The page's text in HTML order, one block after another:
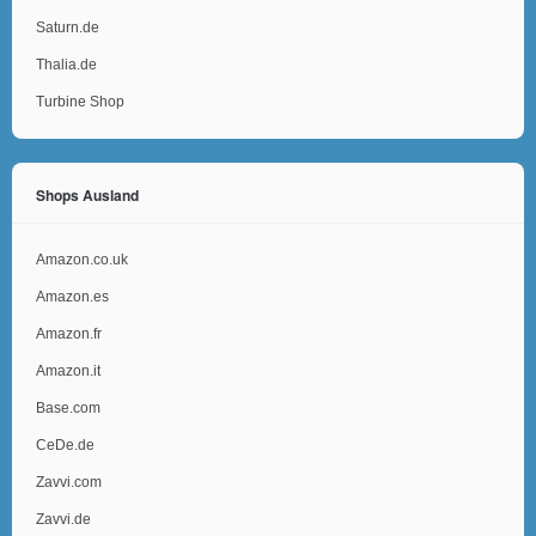
Saturn.de
Thalia.de
Turbine Shop
Shops Ausland
Amazon.co.uk
Amazon.es
Amazon.fr
Amazon.it
Base.com
CeDe.de
Zavvi.com
Zavvi.de